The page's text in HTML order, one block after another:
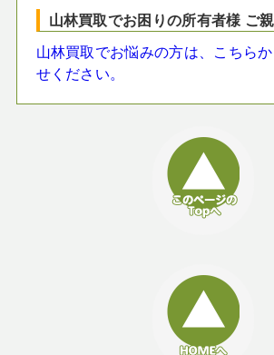
山林買取でお困りの所有者様 ご
山林買取でお悩みの方は、こちら
せください。